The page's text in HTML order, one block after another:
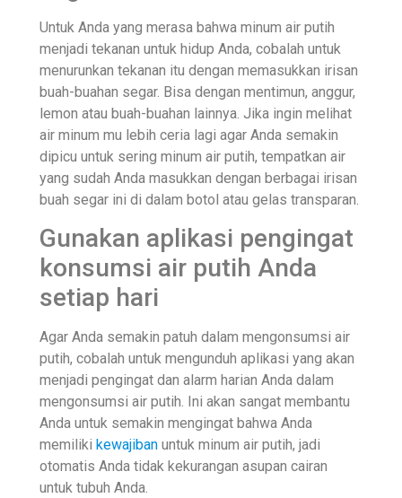
Untuk Anda yang merasa bahwa minum air putih
menjadi tekanan untuk hidup Anda, cobalah untuk
menurunkan tekanan itu dengan memasukkan irisan
buah-buahan segar. Bisa dengan mentimun, anggur,
lemon atau buah-buahan lainnya. Jika ingin melihat
air minum mu lebih ceria lagi agar Anda semakin
dipicu untuk sering minum air putih, tempatkan air
yang sudah Anda masukkan dengan berbagai irisan
buah segar ini di dalam botol atau gelas transparan.
Gunakan aplikasi pengingat
konsumsi air putih Anda
setiap hari
Agar Anda semakin patuh dalam mengonsumsi air
putih, cobalah untuk mengunduh aplikasi yang akan
menjadi pengingat dan alarm harian Anda dalam
mengonsumsi air putih. Ini akan sangat membantu
Anda untuk semakin mengingat bahwa Anda
memiliki kewajiban untuk minum air putih, jadi
otomatis Anda tidak kekurangan asupan cairan
untuk tubuh Anda.